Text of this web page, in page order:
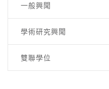
一般興聞
學術研究興聞
雙聯學位